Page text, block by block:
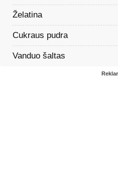
Želatina
Cukraus pudra
Vanduo šaltas